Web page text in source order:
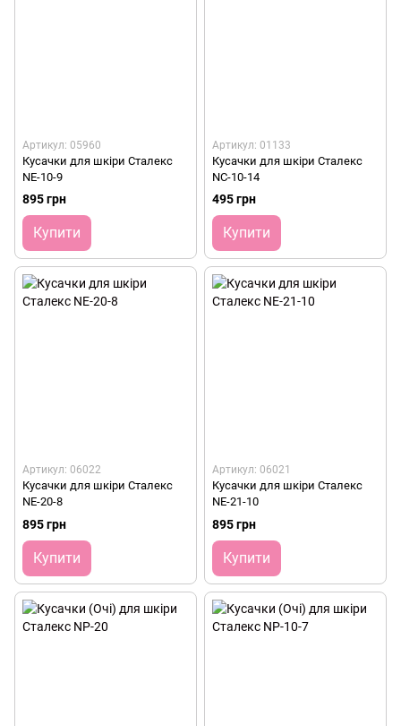
Артикул: 05960
Кусачки для шкіри Сталекс
NE-10-9
895 грн
Купити
Артикул: 01133
Кусачки для шкіри Сталекс
NC-10-14
495 грн
Купити
Артикул: 06022
Кусачки для шкіри Сталекс
NE-20-8
895 грн
Купити
Артикул: 06021
Кусачки для шкіри Сталекс
NE-21-10
895 грн
Купити